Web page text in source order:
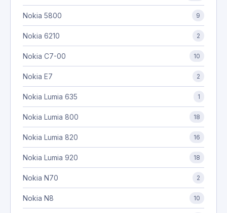
Nokia 5800 9
Nokia 6210 2
Nokia C7-00 10
Nokia E7 2
Nokia Lumia 635 1
Nokia Lumia 800 18
Nokia Lumia 820 16
Nokia Lumia 920 18
Nokia N70 2
Nokia N8 10